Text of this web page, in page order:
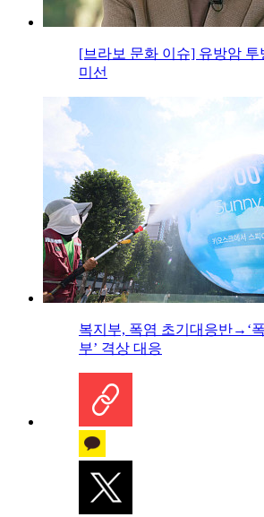
[브라보 문화 이슈] 유방암
미선
복지부, 폭염 초기대응반→‘
부’ 격상 대응